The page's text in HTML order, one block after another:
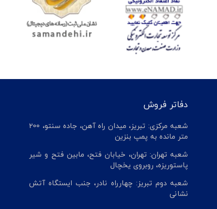
دفاتر فروش
شعبه مرکزی: تبریز، میدان راه آهن، جاده سنتو، 200
متر مانده به پمپ بنزین
شعبه تهران: تهران، خیابان فتح، مابین فتح و شیر
پاستوریزه، روبروی یخچال
شعبه دوم تبریز: چهارراه نادر، جنب ایستگاه آتش
نشانی